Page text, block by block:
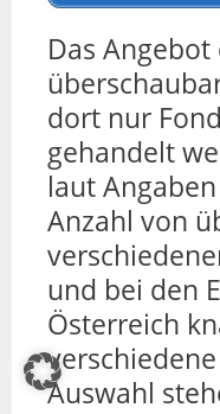
Das Angebot
dort nur
gehandelt
laut
Anzahl von
und bei den
Österreich
Auswahl